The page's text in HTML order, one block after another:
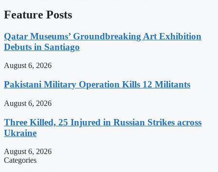
Feature Posts
Qatar Museums’ Groundbreaking Art Exhibition
Debuts in Santiago
August 6, 2026
Pakistani Military Operation Kills 12 Militants
August 6, 2026
Three Killed, 25 Injured in Russian Strikes across
Ukraine
August 6, 2026
Categories